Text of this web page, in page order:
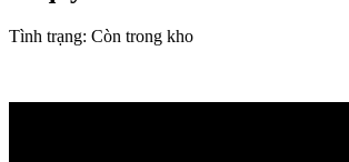
Tình trạng: Còn trong kho